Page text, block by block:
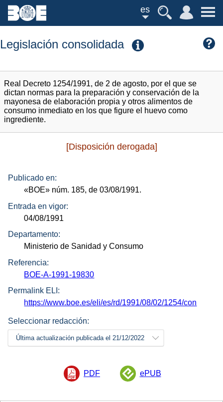
es
Legislación consolidada
Real Decreto 1254/1991, de 2 de agosto, por el que se
dictan normas para la preparación y conservación de la
mayonesa de elaboración propia y otros alimentos de
consumo inmediato en los que figure el huevo como
ingrediente.
[Disposición derogada]
Publicado en:
«BOE» núm. 185, de 03/08/1991.
Entrada en vigor:
04/08/1991
Departamento:
Ministerio de Sanidad y Consumo
Referencia:
BOE-A-1991-19830
Permalink ELI:
https://www.boe.es/eli/es/rd/1991/08/02/1254/con
Seleccionar redacción:
Última actualización publicada el 21/12/2022
PDF ePUB